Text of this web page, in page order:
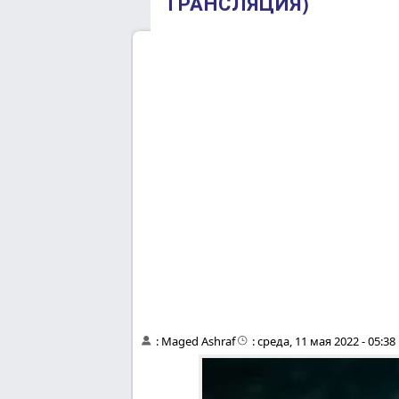
: Maged Ashraf :среда, 11 мая 2022 - 05:38